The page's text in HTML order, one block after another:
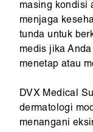
masing kondisi
menjaga
tunda untuk
medis jika
menetap atau
DVX Medical
dermatologi
menangani